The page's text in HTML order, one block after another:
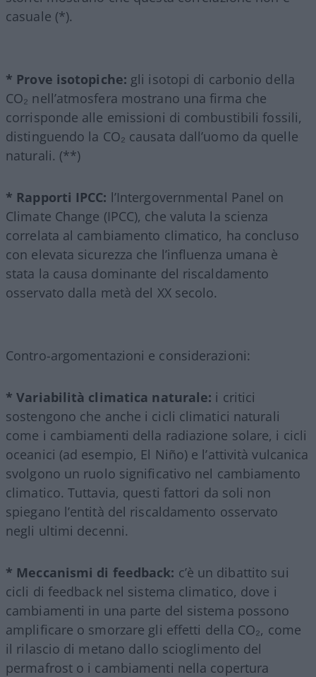
casuale (*).
* Prove isotopiche: gli isotopi di carbonio della
CO₂ nell’atmosfera mostrano una firma che
corrisponde alle emissioni di combustibili fossili,
distinguendo la CO₂ causata dall’uomo da quelle
naturali. (**)
* Rapporti IPCC: l’Intergovernmental Panel on
Climate Change (IPCC), che valuta la scienza
correlata al cambiamento climatico, ha concluso
con elevata sicurezza che l’influenza umana è
stata la causa dominante del riscaldamento
osservato dalla metà del XX secolo.
Contro-argomentazioni e considerazioni:
* Variabilità climatica naturale: i critici
sostengono che anche i cicli climatici naturali
come i cambiamenti della radiazione solare, i cicli
oceanici (ad esempio, El Niño) e l’attività vulcanica
svolgono un ruolo significativo nel cambiamento
climatico. Tuttavia, questi fattori da soli non
spiegano l’entità del riscaldamento osservato
negli ultimi decenni.
* Meccanismi di feedback: c’è un dibattito sui
cicli di feedback nel sistema climatico, dove i
cambiamenti in una parte del sistema possono
amplificare o smorzare gli effetti della CO₂, come
il rilascio di metano dallo scioglimento del
permafrost o i cambiamenti nella copertura